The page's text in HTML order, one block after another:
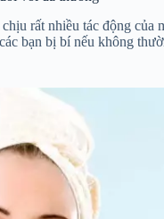
chịu rất nhiều tác động
bạn bị bí nếu không